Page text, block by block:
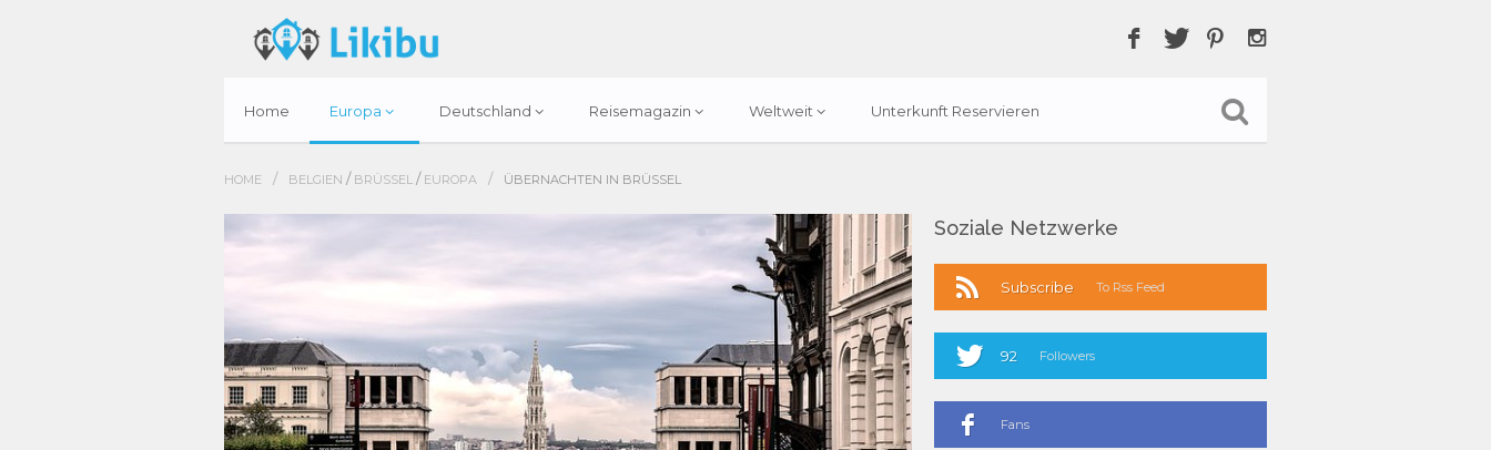
Home Europa Deutschland Reisemagazin Weltweit Unterkunft Reservieren
HOME / BELGIEN / BRÜSSEL / EUROPA / ÜBERNACHTEN IN BRÜSSEL
Soziale Netzwerke
Subscribe To Rss Feed
92 Followers
Fans